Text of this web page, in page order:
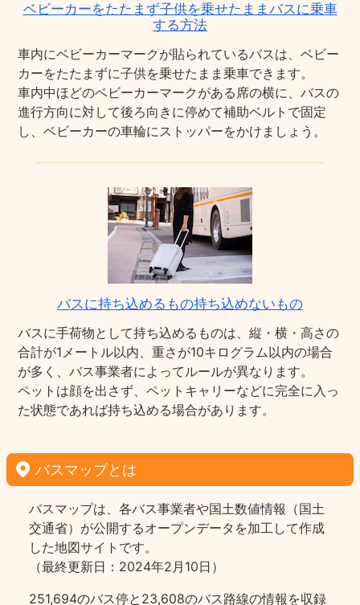
ベビーカーをたたまず子供を乗せたままバスに乗車
する方法
車内にベビーカーマークが貼られているバスは、ベビー
カーをたたまずに子供を乗せたまま乗車できます。
車内中ほどのベビーカーマークがある席の横に、バスの
進行方向に対して後ろ向きに停めて補助ベルトで固定
し、ベビーカーの車輪にストッパーをかけましょう。
バスに持ち込めるもの持ち込めないもの
バスに手荷物として持ち込めるものは、縦・横・高さの
合計が1メートル以内、重さが10キログラム以内の場合
が多く、バス事業者によってルールが異なります。
ペットは顔を出さず、ペットキャリーなどに完全に入っ
た状態であれば持ち込める場合があります。
バスマップとは
バスマップは、各バス事業者や国土数値情報（国土
交通省）が公開するオープンデータを加工して作成
した地図サイトです。
（最終更新日：2024年2月10日）
251,694のバス停と23,608のバス路線の情報を収録